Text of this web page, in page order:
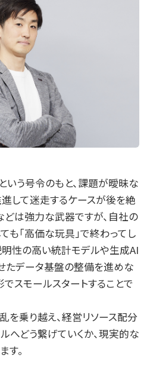
いう号令のもと、課題が曖昧な
して迷走するケースが後を絶
どは強力な武器ですが、自社の
も「高価な玩具」で終わってし
明性の高い統計モデルや生成AI
たデータ基盤の整備を進めな
スモールスタートすることで
を乗り越え、経営リソース配分
へどう繋げていくか、現実的な
す。